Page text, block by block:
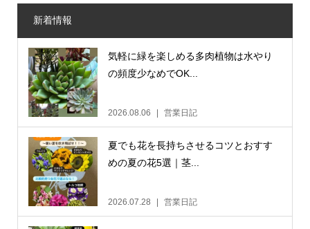
新着情報
気軽に緑を楽しめる多肉植物は水やり
の頻度少なめでOK...
2026.08.06 営業日記
夏でも花を長持ちさせるコツとおすす
めの夏の花5選｜茎...
2026.07.28 営業日記